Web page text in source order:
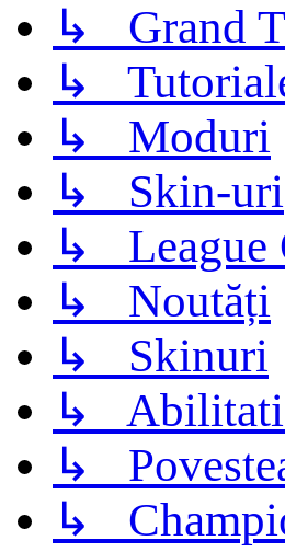
↳ Grand
↳
↳ Moduri
↳ Skin-uri
↳ League
↳ Noutăți
↳ Skinuri
↳ Abilitati
↳
↳